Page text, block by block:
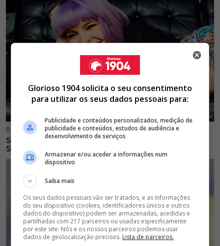
Glorioso 1904 solicita o seu consentimento
para utilizar os seus dados pessoais para:
Publicidade e conteúdos personalizados, medição de
publicidade e conteúdos, estudos de audiência e
desenvolvimento de serviços
Armazenar e/ou aceder a informações num
dispositivo
Saiba mais
Os seus dados pessoais vão ser tratados, e as informações
do seu dispositivo (cookies, identificadores únicos e outros
dados do dispositivo) podem ser armazenadas, acedidas e
partilhadas com 217 parceiros ou usadas especificamente
por este site. Nós e os nossos parceiros podemos usar
dados de geolocalização precisos. Lista de parceiros.